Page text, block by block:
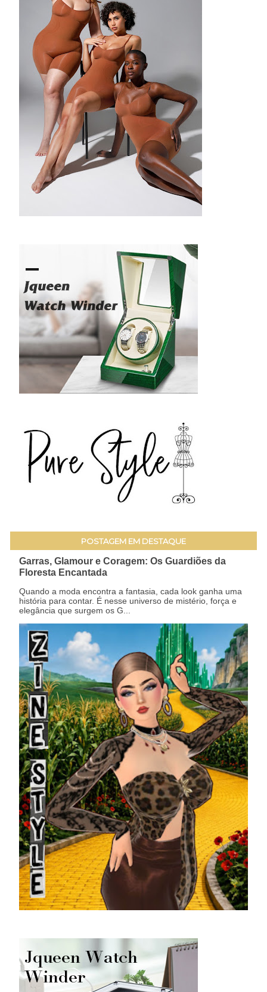
POSTAGEM EM DESTAQUE
Garras, Glamour e Coragem: Os Guardiões da
Floresta Encantada
Quando a moda encontra a fantasia, cada look ganha uma
história para contar. É nesse universo de mistério, força e
elegância que surgem os G...